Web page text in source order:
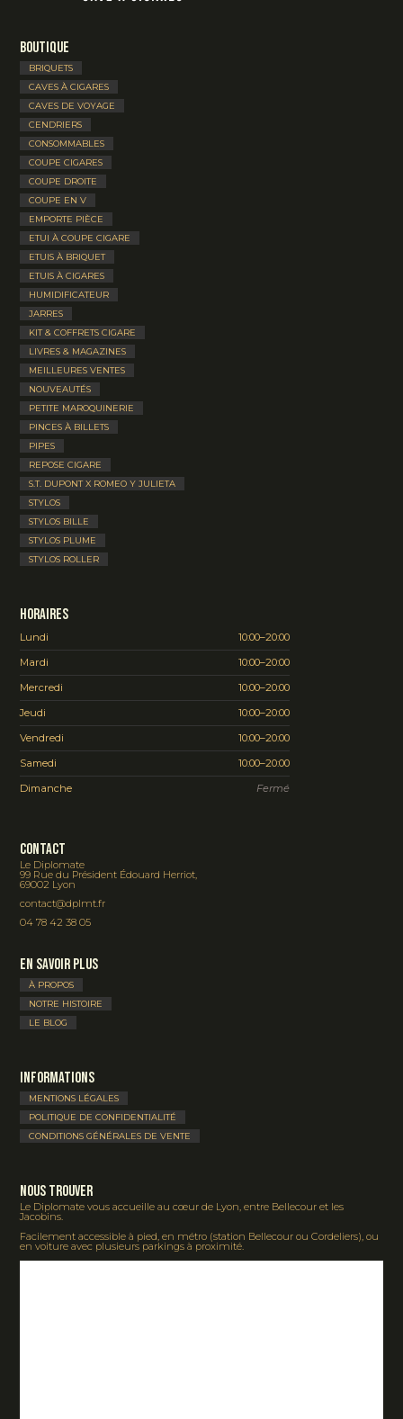
Boutique
BRIQUETS
CAVES À CIGARES
CAVES DE VOYAGE
CENDRIERS
CONSOMMABLES
COUPE CIGARES
COUPE DROITE
COUPE EN V
EMPORTE PIÈCE
ETUI À COUPE CIGARE
ETUIS À BRIQUET
ETUIS À CIGARES
HUMIDIFICATEUR
JARRES
KIT & COFFRETS CIGARE
LIVRES & MAGAZINES
MEILLEURES VENTES
NOUVEAUTÉS
PETITE MAROQUINERIE
PINCES À BILLETS
PIPES
REPOSE CIGARE
S.T. DUPONT X ROMEO Y JULIETA
STYLOS
STYLOS BILLE
STYLOS PLUME
STYLOS ROLLER
Horaires
Lundi
10:00–20:00
Mardi
10:00–20:00
Mercredi
10:00–20:00
Jeudi
10:00–20:00
Vendredi
10:00–20:00
Samedi
10:00–20:00
Dimanche
Fermé
Contact
Le Diplomate
99 Rue du Président Édouard Herriot,
69002 Lyon
contact@dplmt.fr
04 78 42 38 05
En savoir plus
À PROPOS
NOTRE HISTOIRE
LE BLOG
Informations
MENTIONS LÉGALES
POLITIQUE DE CONFIDENTIALITÉ
CONDITIONS GÉNÉRALES DE VENTE
Nous Trouver
Le Diplomate vous accueille au cœur de Lyon, entre Bellecour et les
Jacobins.
Facilement accessible à pied, en métro (station Bellecour ou Cordeliers), ou
en voiture avec plusieurs parkings à proximité.